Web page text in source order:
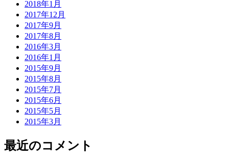
2018年1月
2017年12月
2017年9月
2017年8月
2016年3月
2016年1月
2015年9月
2015年8月
2015年7月
2015年6月
2015年5月
2015年3月
最近のコメント